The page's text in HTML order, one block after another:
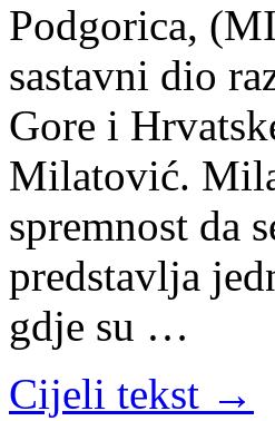
Podgorica,
sastavni dio
Gore i
Milatović.
spremnost da
predstavlja
gdje su …
Cijeli tekst →